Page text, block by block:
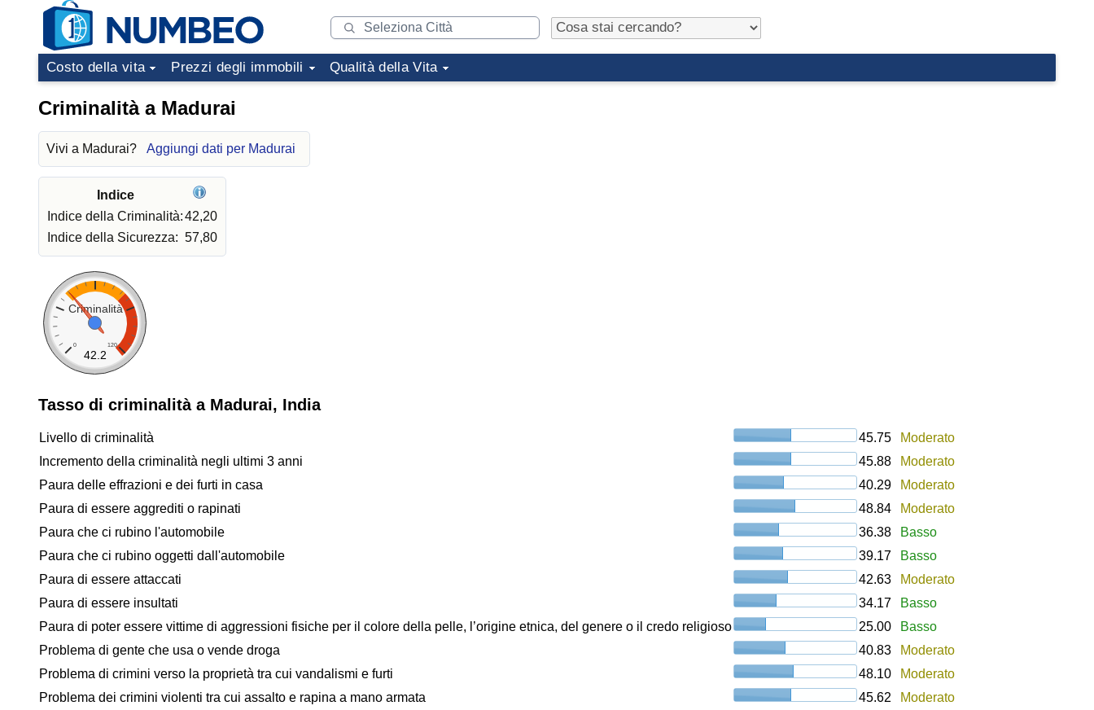
Costo della vita Prezzi degli immobili Qualità della Vita
Criminalità a Madurai
Vivi a Madurai? Aggiungi dati per Madurai
Indice
Indice della Criminalità:42,20
Indice della Sicurezza: 57,80
Criminalità
0 120
42.2
Tasso di criminalità a Madurai, India
Livello di criminalità 45.75
Moderato
Incremento della criminalità negli ultimi 3 anni
45.88
Moderato
Paura delle effrazioni e dei furti in casa
40.29
Moderato
Paura di essere aggrediti o rapinati
48.84
Moderato
Paura che ci rubino l'automobile
36.38
Basso
Paura che ci rubino oggetti dall'automobile
39.17
Basso
Paura di essere attaccati
42.63
Moderato
Paura di essere insultati
34.17
Basso
Paura di poter essere vittime di aggressioni fisiche per il colore della pelle, l’origine etnica, del genere o il credo religioso
25.00
Basso
Problema di gente che usa o vende droga
40.83
Moderato
Problema di crimini verso la proprietà tra cui vandalismi e furti
48.10
Moderato
Problema dei crimini violenti tra cui assalto e rapina a mano armata
45.62
Moderato